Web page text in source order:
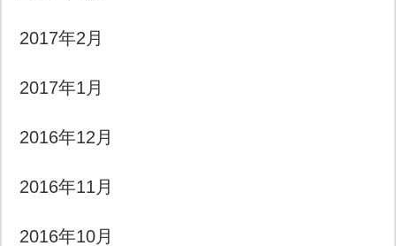
2017年2月
2017年1月
2016年12月
2016年11月
2016年10月